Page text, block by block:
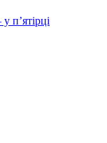
п’ятірці